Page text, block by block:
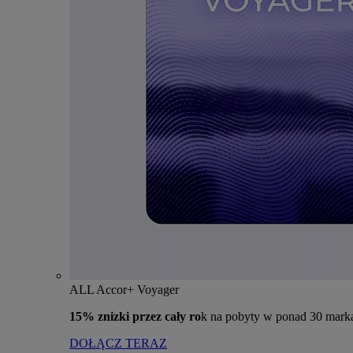
ALL Accor+ Voyager
15% znizki przez cały rok na pobyty w ponad 30
DOŁĄCZ TERAZ